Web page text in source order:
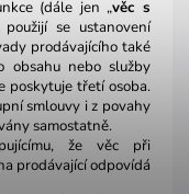
(dále jen „věc s
použijí se ustanovení
prodávajícího také
obsahu nebo služby
poskytuje třetí osoba.
smlouvy i z povahy
samostatně.
že věc při
prodávající odpovídá